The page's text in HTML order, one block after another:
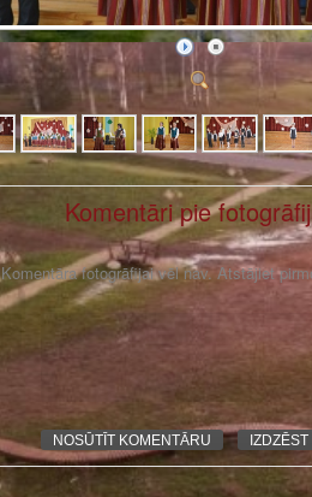
Komentāri pie
Komentāra fotogrāfijai vēl nav. Atstājiet